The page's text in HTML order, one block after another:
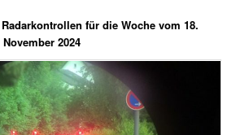
Radarkontrollen für die Woche vom 18.
2024